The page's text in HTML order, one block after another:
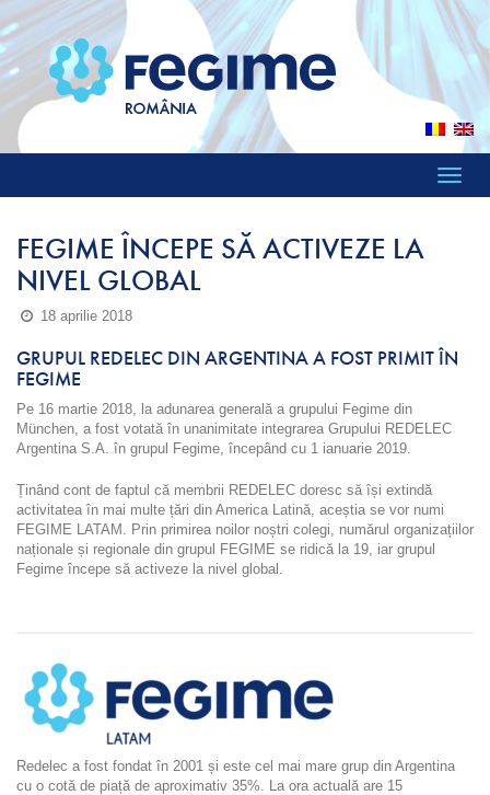
Toggle
FEGIME ÎNCEPE SĂ ACTIVEZE LA
NIVEL GLOBAL
18 aprilie 2018
GRUPUL REDELEC DIN ARGENTINA A FOST PRIMIT ÎN
FEGIME
Pe 16 martie 2018, la adunarea generală a grupului Fegime din
München, a fost votată în unanimitate integrarea Grupului REDELEC
Argentina S.A. în grupul Fegime, începând cu 1 ianuarie 2019.
Ținând cont de faptul că membrii REDELEC doresc să își extindă
activitatea în mai multe țări din America Latină, aceștia se vor numi
FEGIME LATAM. Prin primirea noilor noștri colegi, numărul organizațiilor
naționale și regionale din grupul FEGIME se ridică la 19, iar grupul
Fegime începe să activeze la nivel global.
Redelec a fost fondat în 2001 și este cel mai mare grup din Argentina
cu o cotă de piață de aproximativ 35%. La ora actuală are 15